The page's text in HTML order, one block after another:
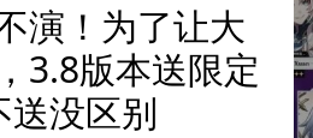
演！为了让大
3.8版本送限定
没区别